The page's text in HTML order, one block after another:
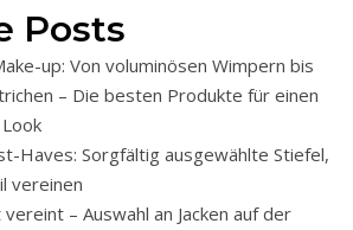
Posts
up: Von voluminösen Wimpern bis
– Die besten Produkte für einen
Haves: Sorgfältig ausgewählte Stiefel,
vereinen
– Auswahl an Jacken auf der